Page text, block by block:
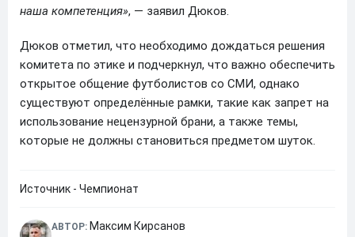
наша компетенция», ― заявил Дюков.
Дюков отметил, что необходимо дождаться решения
комитета по этике и подчеркнул, что важно обеспечить
открытое общение футболистов со СМИ, однако
существуют определённые рамки, такие как запрет на
использование нецензурной брани, а также темы,
которые не должны становиться предметом шуток.
Источник - Чемпионат
АВТОР: Максим Кирсанов